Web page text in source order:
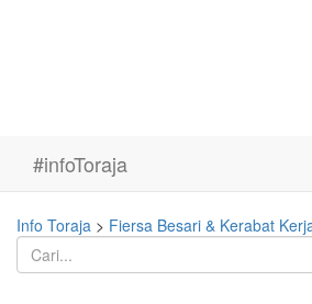
#infoToraja
Info Toraja > Fiersa Besari & Kerabat